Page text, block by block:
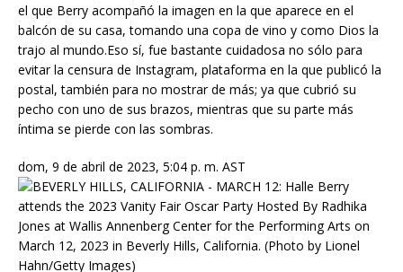
el que Berry acompañó la imagen en la que aparece en el
balcón de su casa, tomando una copa de vino y como Dios la
trajo al mundo.Eso sí, fue bastante cuidadosa no sólo para
evitar la censura de Instagram, plataforma en la que publicó la
postal, también para no mostrar de más; ya que cubrió su
pecho con uno de sus brazos, mientras que su parte más
íntima se pierde con las sombras.
dom, 9 de abril de 2023, 5:04 p. m. AST